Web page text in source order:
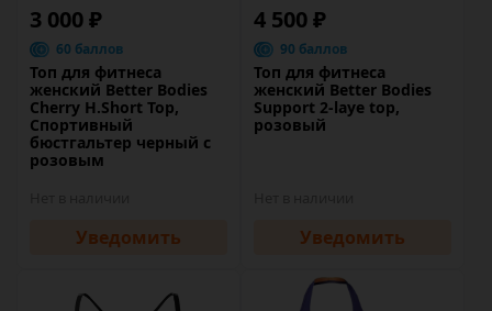
3 000 ₽
60 баллов
Топ для фитнеса
женский Better Bodies
Cherry H.Short Top,
Спортивный
бюстгальтер черный с
розовым
Уведомить
4 500 ₽
90 баллов
Топ для фитнеса
женский Better Bodies
Support 2-laye top,
розовый
Уведомить